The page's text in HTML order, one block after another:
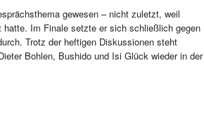
gewesen – nicht zuletzt, weil
Im Finale setzte er sich schließlich gegen
Trotz der heftigen Diskussionen steht
Bohlen, Bushido und Isi Glück wieder in der